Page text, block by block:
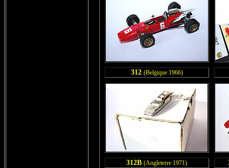
312 (Belgique 1966)
312B (Angleterre 1971)